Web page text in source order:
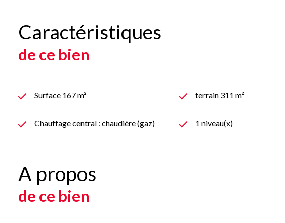
Caractéristiques
de ce bien
Surface 167 m² terrain 311 m²
Chauffage central : chaudière (gaz) 1 niveau(x)
A propos
de ce bien